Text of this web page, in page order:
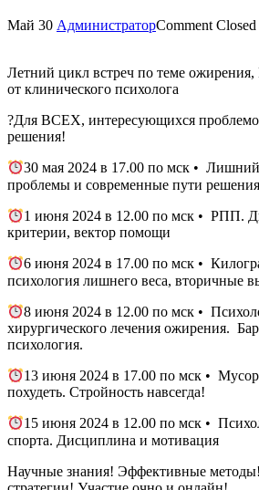
Май 30 АдминистраторComment Closed
Летний цикл встреч по теме
от клинического психолога
?Для ВСЕХ, интересующихся
решения!
30 мая 2024 в 17.00 по мск • Лишний
проблемы и современные пути решения
1 июня 2024 в 12.00 по мск • РПП.
критерии, вектор помощи
6 июня 2024 в 17.00 по мск •
психология лишнего веса, вторичные
8 июня 2024 в 12.00 по мск •
хирургического лечения ожирения.
психология.
13 июня 2024 в 17.00 по мск •
похудеть. Стройность навсегда!
15 июня 2024 в 12.00 по мск •
спорта. Дисциплина и мотивация
Научные знания! Эффективные